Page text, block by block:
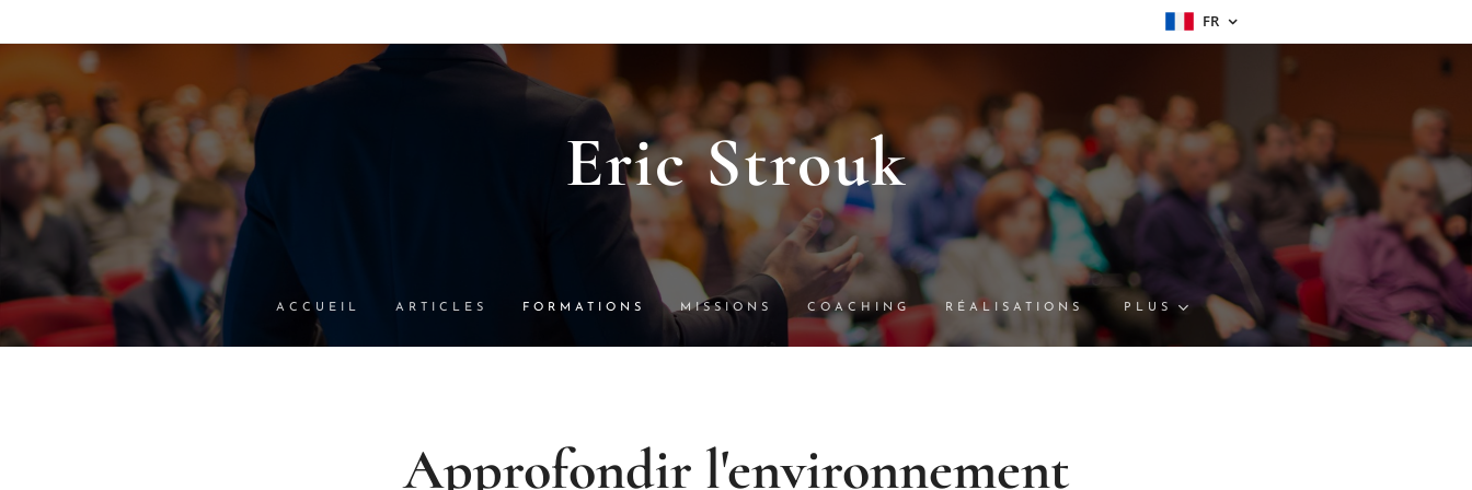
FR
Eric Strouk
ACCUEIL ARTICLES FORMATIONS MISSIONS COACHING RÉALISATIONS PLUS
Approfondir l'environnement